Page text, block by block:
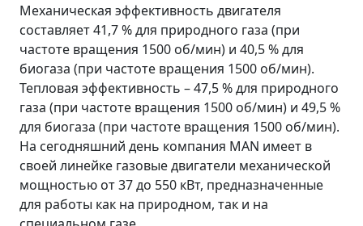
Механическая эффективность двигателя
составляет 41,7 % для природного газа (при
частоте вращения 1500 об/мин) и 40,5 % для
биогаза (при частоте вращения 1500 об/мин).
Тепловая эффективность – 47,5 % для природного
газа (при частоте вращения 1500 об/мин) и 49,5 %
для биогаза (при частоте вращения 1500 об/мин).
На сегодняшний день компания MAN имеет в
своей линейке газовые двигатели механической
мощностью от 37 до 550 кВт, предназначенные
для работы как на природном, так и на